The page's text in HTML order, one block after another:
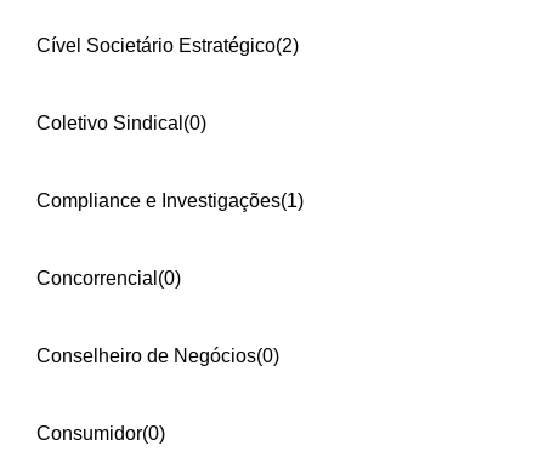
Cível Societário Estratégico(2)
Coletivo Sindical (0)
Compliance e Investigações(1)
Concorrencial (0)
Conselheiro de Negócios(0)
Consumidor(0)